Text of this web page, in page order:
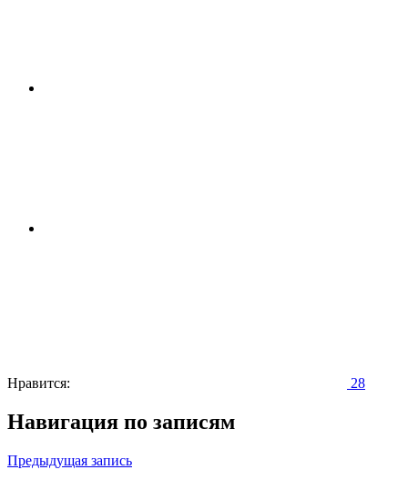
Нравится: 28
Навигация по записям
Предыдущая запись